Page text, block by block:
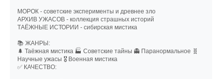
МОРОК - советские эксперименты и древнее зло
АРХИВ УЖАСОВ - коллекция страшных историй
ТАЁЖНЫЕ ИСТОРИИ - сибирская мистика
📚 ЖАНРЫ:
🌲 Таёжная мистика 🏭 Советские тайны 👻 Паранормальное 🧬
Научные ужасы 🎖️ Военная мистика
✅ КАЧЕСТВО: